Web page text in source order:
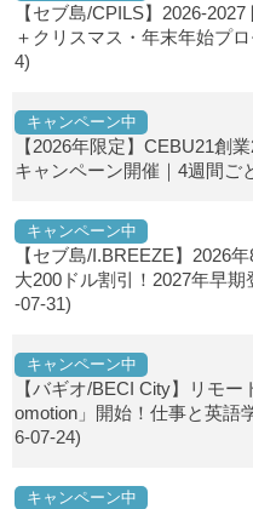
【セブ島/CPILS】2026-
＋クリスマス・年末年始プ
4)
キャンペーン中
【2026年限定】CEBU21創
キャンペーン開催｜4週間ご
キャンペーン中
【セブ島/I.BREEZE】2026
大200ドル割引！2027年早
-07-31)
キャンペーン中
【バギオ/BECI City】リモ
omotion」開始！仕事と英語
6-07-24)
キャンペーン中